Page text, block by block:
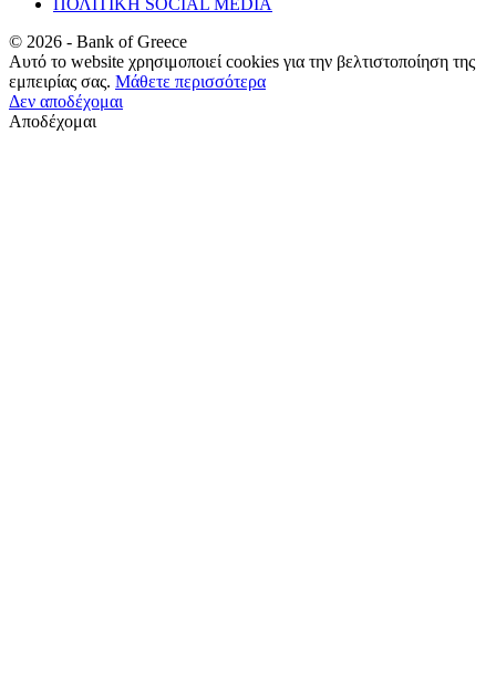
© 2026 - Bank of Greece
Αυτό το website χρησιμοποιεί cookies για την βελτιστοποίηση της
εμπειρίας σας. Μάθετε περισσότερα
Δεν αποδέχομαι
Αποδέχομαι